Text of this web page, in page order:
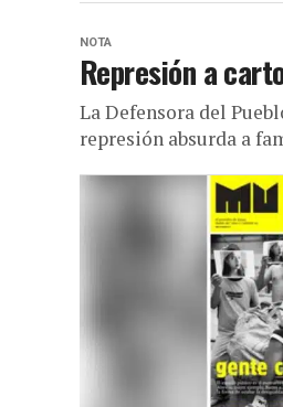
NOTA
Represión a
La Defensora del
represión absurda a